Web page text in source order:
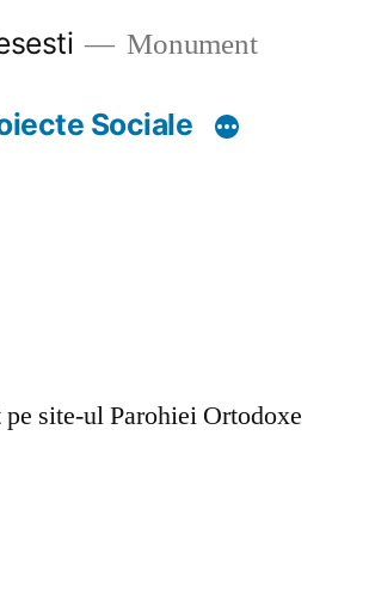
Monument
Sociale
site-ul Parohiei Ortodoxe